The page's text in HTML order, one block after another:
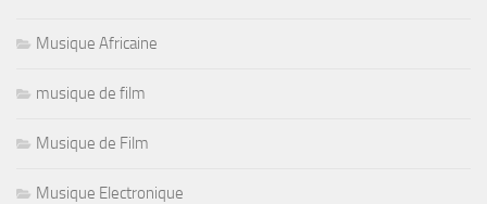
Musique Africaine
musique de film
Musique de Film
Musique Electronique